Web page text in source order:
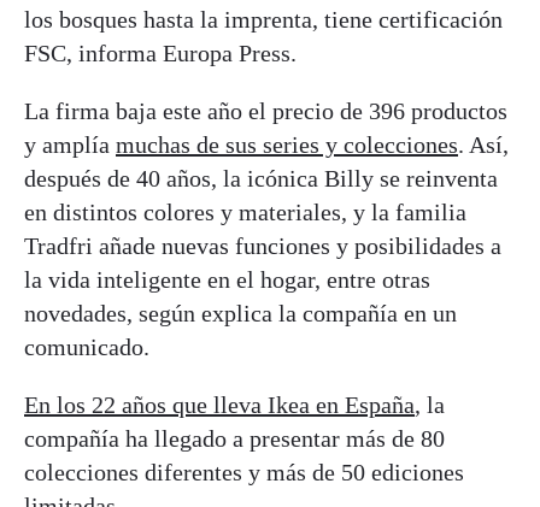
los bosques hasta la imprenta, tiene certificación
FSC, informa Europa Press.
La firma baja este año el precio de 396 productos
y amplía muchas de sus series y colecciones. Así,
después de 40 años, la icónica Billy se reinventa
en distintos colores y materiales, y la familia
Tradfri añade nuevas funciones y posibilidades a
la vida inteligente en el hogar, entre otras
novedades, según explica la compañía en un
comunicado.
En los 22 años que lleva Ikea en España, la
compañía ha llegado a presentar más de 80
colecciones diferentes y más de 50 ediciones